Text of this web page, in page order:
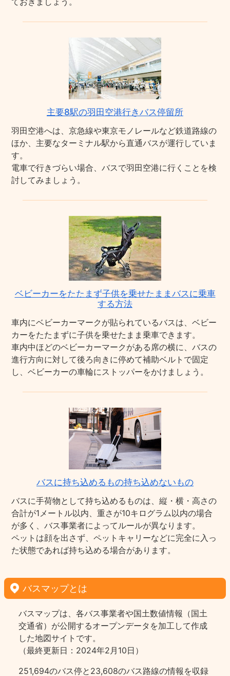
主要8駅の羽田空港行きバス停留所
羽田空港へは、京急線や東京モノレールなど鉄道路線の
ほか、主要なターミナル駅から直通バスが運行していま
す。
電車で行きづらい場合、バスで羽田空港に行くことを検
討してみましょう。
ベビーカーをたたまず子供を乗せたままバスに乗車
する方法
車内にベビーカーマークが貼られているバスは、ベビー
カーをたたまずに子供を乗せたまま乗車できます。
車内中ほどのベビーカーマークがある席の横に、バスの
進行方向に対して後ろ向きに停めて補助ベルトで固定
し、ベビーカーの車輪にストッパーをかけましょう。
バスに持ち込めるもの持ち込めないもの
バスに手荷物として持ち込めるものは、縦・横・高さの
合計が1メートル以内、重さが10キログラム以内の場合
が多く、バス事業者によってルールが異なります。
ペットは顔を出さず、ペットキャリーなどに完全に入っ
た状態であれば持ち込める場合があります。
バスマップとは
バスマップは、各バス事業者や国土数値情報（国土
交通省）が公開するオープンデータを加工して作成
した地図サイトです。
（最終更新日：2024年2月10日）
251,694のバス停と23,608のバス路線の情報を収録